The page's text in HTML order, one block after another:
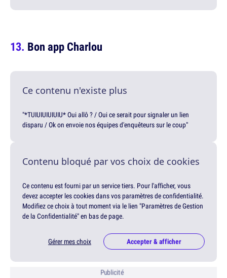
Bon app Charlou
Ce contenu n'existe plus
"*TUIUIUIUIUIU* Oui allô ? / Oui ce serait pour signaler un lien
disparu / Ok on envoie nos équipes d'enquêteurs sur le coup"
Contenu bloqué par vos choix de cookies
Ce contenu est fourni par un service tiers. Pour l'afficher, vous
devez accepter les cookies dans vos paramètres de confidentialité.
Modifiez ce choix à tout moment via le lien "Paramètres de Gestion
de la Confidentialité" en bas de page.
Gérer mes choix Accepter & afficher
Publicité